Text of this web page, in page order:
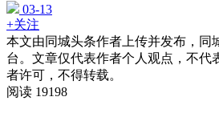
03-13
+关注
本文由同城头条作者上传并发布，同
台。文章仅代表作者个人观点，不代
者许可，不得转载。
阅读 19198